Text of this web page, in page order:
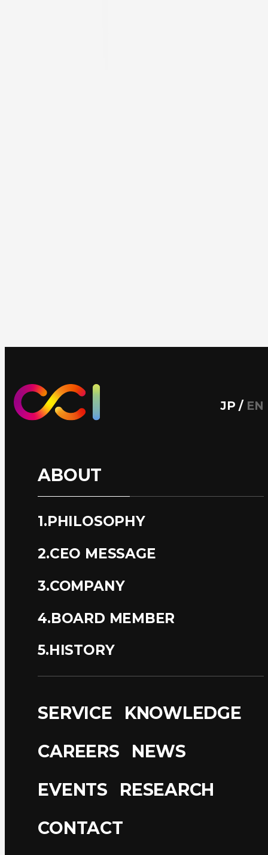
JP / EN
ABOUT
1.PHILOSOPHY
2.CEO MESSAGE
3.COMPANY
4.BOARD MEMBER
5.HISTORY
SERVICE
KNOWLEDGE
CAREERS
NEWS
EVENTS
RESEARCH
CONTACT